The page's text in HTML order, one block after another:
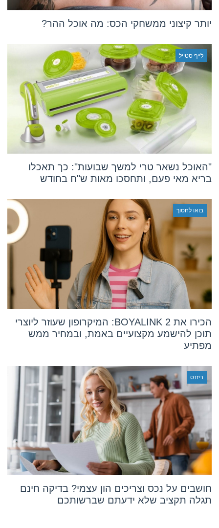
יותר קיצוני ממשחקי הכס: מה אוכל ההר?
לייף סטייל
"האוכל נשאר טרי למשך שבועות": כך תאכלו
בריא מאי פעם, ותחסכו מאות ש"ח בחודש
בואו לחסוך
הכירו את BOYALINK 2: המיקרופון שעוזר ליוצרי
תוכן להישמע מקצועיים באמת, ובמחיר ממש
מפתיע
ביזנס
חושבים על נכס וצריכים הון עצמי? בדיקה חינם
תגלה תקציב שלא ידעתם שברשותכם